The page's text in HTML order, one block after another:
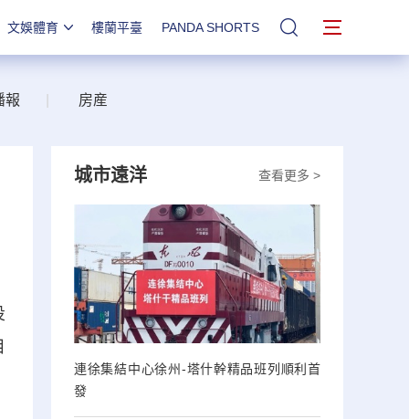
文娛體育 樓蘭平臺 PANDA SHORTS 站內搜索
報 房産
查看更多 >
城市遠洋
連徐集結中心徐州-塔什幹精品班列順利首
發